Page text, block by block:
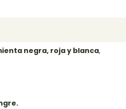
negra, roja y blanca,